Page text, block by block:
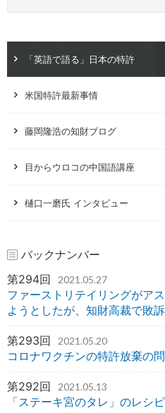
「英語で語る」日本の特許
米国特許最新事情
藤岡隆浩の知財ブログ
目からウロコの中国語講座
樋口一磨氏 インタビュー
バックナンバー
第294回
2021.05.27
ファーストリテイリングがア
ようとしたが、知財高裁で敗訴
第293回 2021.05.20
コロナワクチンの特許放棄の
第292回 2021.05.13
「ステーキ宮のタレ」のレシ